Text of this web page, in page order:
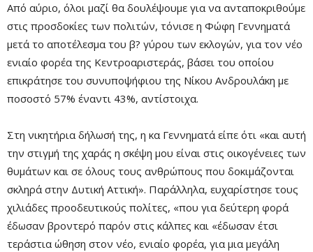
Από αύριο, όλοι μαζί θα δουλέψουμε για να ανταποκριθούμε
στις προσδοκίες των πολιτών, τόνισε η Φώφη Γεννηματά
μετά το αποτέλεσμα του β? γύρου των εκλογών, για τον νέο
ενιαίο φορέα της Κεντροαριστεράς, βάσει του οποίου
επικράτησε του συνυποψήφιου της Νίκου Ανδρουλάκη με
ποσοστό 57% έναντι 43%, αντίστοιχα.
Στη νικητήρια δήλωσή της, η κα Γεννηματά είπε ότι «και αυτή
την στιγμή της χαράς η σκέψη μου είναι στις οικογένειες των
θυμάτων και σε όλους τους ανθρώπους που δοκιμάζονται
σκληρά στην Δυτική Αττική». Παράλληλα, ευχαρίστησε τους
χιλιάδες προοδευτικούς πολίτες, «που για δεύτερη φορά
έδωσαν βροντερό παρόν στις κάλπες και «έδωσαν έτσι
τεράστια ώθηση στον νέο, ενιαίο φορέα, για μια μεγάλη